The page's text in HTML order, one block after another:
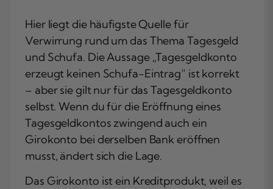
Hier liegt die häufigste Quelle für
Verwirrung rund um das Thema Tagesgeld
und Schufa. Die Aussage „Tagesgeldkonto
erzeugt keinen Schufa-Eintrag“ ist korrekt
– aber sie gilt nur für das Tagesgeldkonto
selbst. Wenn du für die Eröffnung eines
Tagesgeldkontos zwingend auch ein
Girokonto bei derselben Bank eröffnen
musst, ändert sich die Lage.
Das Girokonto ist ein Kreditprodukt, weil es